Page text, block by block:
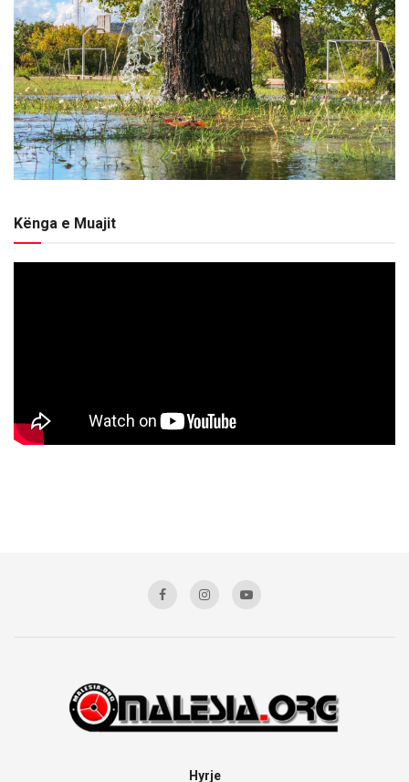
Kënga e Muajit
Hyrje